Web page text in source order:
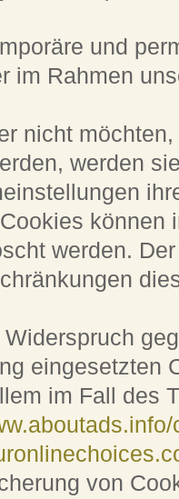
und
im Rahmen
nicht
werden
können
werden.
eingesetzten
im Fall des
von